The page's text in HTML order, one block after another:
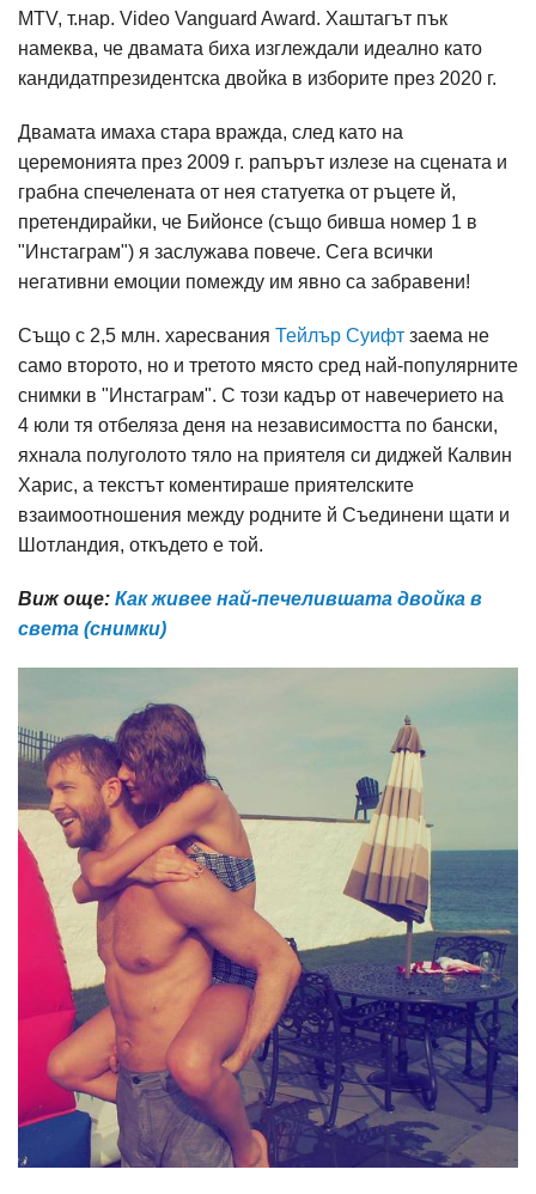
MTV, т.нар. Video Vanguard Award. Хаштагът пък
намеква, че двамата биха изглеждали идеално като
кандидатпрезидентска двойка в изборите през 2020 г.
Двамата имаха стара вражда, след като на
церемонията през 2009 г. рапърът излезе на сцената и
грабна спечелената от нея статуетка от ръцете й,
претендирайки, че Бийонсе (също бивша номер 1 в
"Инстаграм") я заслужава повече. Сега всички
негативни емоции помежду им явно са забравени!
Също с 2,5 млн. харесвания Тейлър Суифт заема не
само второто, но и третото място сред най-популярните
снимки в "Инстаграм". С този кадър от навечерието на
4 юли тя отбеляза деня на независимостта по бански,
яхнала полуголото тяло на приятеля си диджей Калвин
Харис, а текстът коментираше приятелските
взаимоотношения между родните й Съединени щати и
Шотландия, откъдето е той.
Виж още: Как живее най-печелившата двойка в
света (снимки)